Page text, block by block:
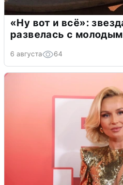
«Ну вот и всё»:
развелась с
6 августа 64